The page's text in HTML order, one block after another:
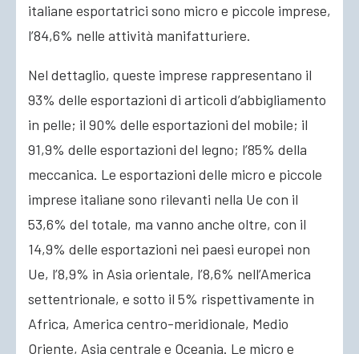
italiane esportatrici sono micro e piccole imprese,
l’84,6% nelle attività manifatturiere.
Nel dettaglio, queste imprese rappresentano il
93% delle esportazioni di articoli d’abbigliamento
in pelle; il 90% delle esportazioni del mobile; il
91,9% delle esportazioni del legno; l’85% della
meccanica. Le esportazioni delle micro e piccole
imprese italiane sono rilevanti nella Ue con il
53,6% del totale, ma vanno anche oltre, con il
14,9% delle esportazioni nei paesi europei non
Ue, l’8,9% in Asia orientale, l’8,6% nell’America
settentrionale, e sotto il 5% rispettivamente in
Africa, America centro-meridionale, Medio
Oriente, Asia centrale e Oceania. Le micro e